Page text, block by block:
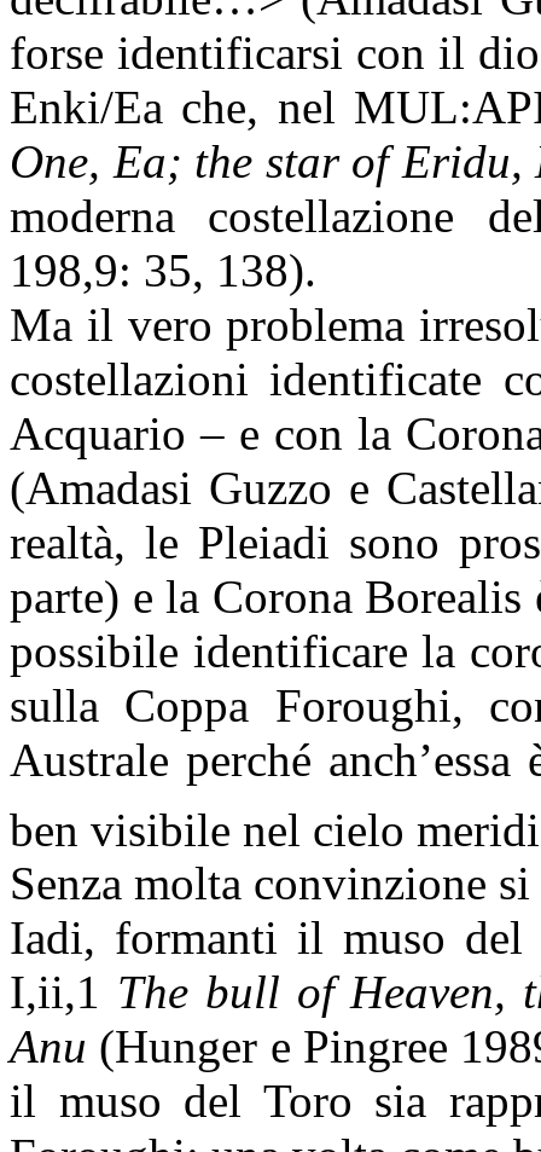
forse identificarsi con il
Enki/Ea che, nel
One, Ea; the star of Eridu,
moderna costellazione
198,9: 35, 138).
Ma il vero problema
costellazioni identificate
Acquario – e con la
(Amadasi Guzzo e
realtà, le Pleiadi sono
parte) ela Corona Borealis
possibile identificare la
sulla Coppa Foroughi,
Australe perché
ben visibile nel cielo
Senza molta convinzione
Iadi, formanti il muso
I,ii,1 The bull of Heaven,
Anu (Hunger e Pingree
il muso del Toro sia